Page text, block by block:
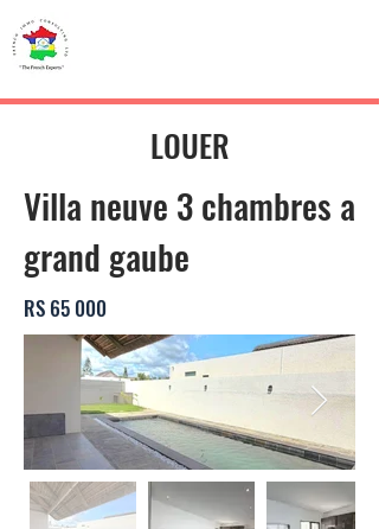
LOUER
Villa neuve 3 chambres a
grand gaube
RS 65 000